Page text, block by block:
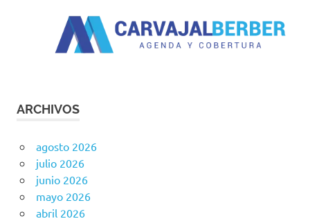
ARCHIVOS
agosto 2026
julio 2026
junio 2026
mayo 2026
abril 2026